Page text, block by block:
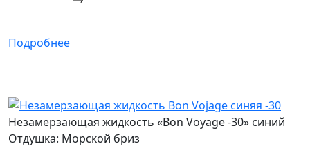
Подробнее
Незамерзающая жидкость «Bon Voyage -30» синий
Отдушка: Морской бриз